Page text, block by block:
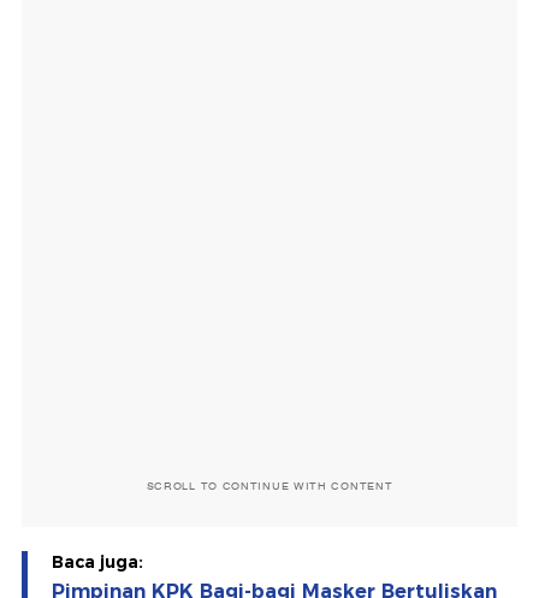
SCROLL TO CONTINUE WITH CONTENT
Baca juga:
Pimpinan KPK Bagi-bagi Masker Bertuliskan